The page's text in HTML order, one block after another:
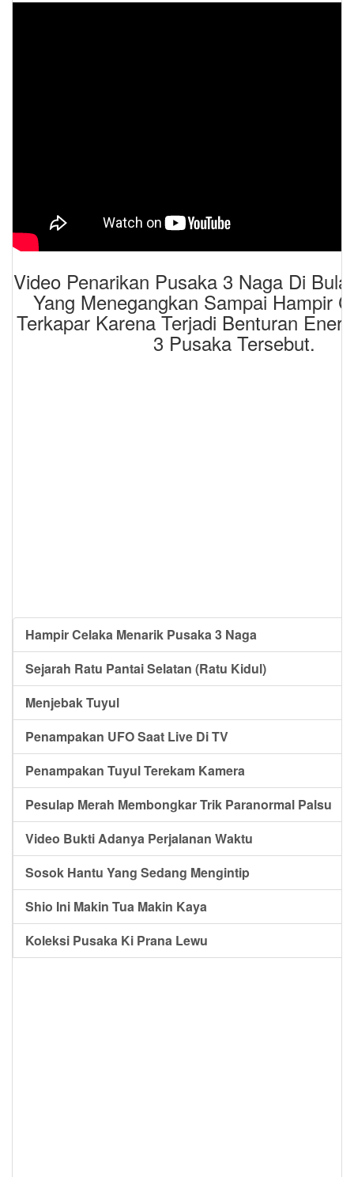
Video Penarikan Pusaka 3 Naga Di
Yang Menegangkan Sampai Hampir
Terkapar Karena Terjadi Benturan
3 Pusaka Tersebut.
Hampir Celaka Menarik Pusaka 3 Naga
Sejarah Ratu Pantai Selatan (Ratu Kidul)
Menjebak Tuyul
Penampakan UFO Saat Live Di TV
Penampakan Tuyul Terekam Kamera
Pesulap Merah Membongkar Trik Paranormal Palsu
Video Bukti Adanya Perjalanan Waktu
Sosok Hantu Yang Sedang Mengintip
Shio Ini Makin Tua Makin Kaya
Koleksi Pusaka Ki Prana Lewu